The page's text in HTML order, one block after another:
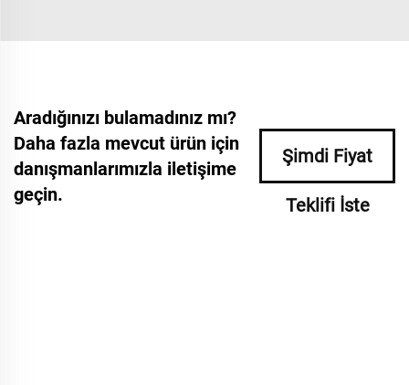
Aradığınızı bulamadınız mı?
Daha fazla mevcut ürün için
danışmanlarımızla iletişime
geçin.
Şimdi Fiyat
Teklifi İste